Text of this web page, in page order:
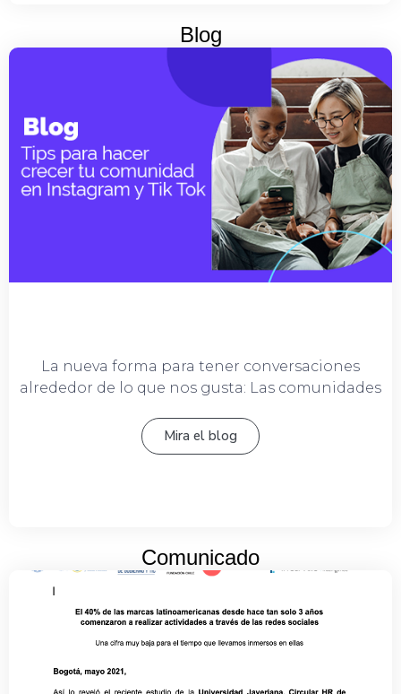
Blog
La nueva forma para tener conversaciones
alrededor de lo que nos gusta: Las comunidades
Mira el blog
Comunicado